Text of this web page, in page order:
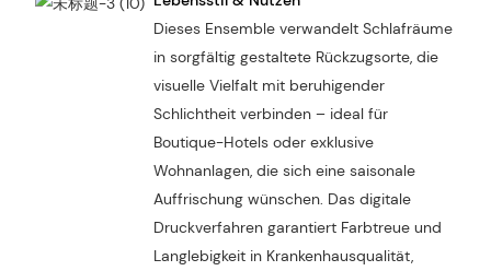
Dieses Ensemble verwandelt Schlafräume
in sorgfältig gestaltete Rückzugsorte, die
visuelle Vielfalt mit beruhigender
Schlichtheit verbinden – ideal für
Boutique-Hotels oder exklusive
Wohnanlagen, die sich eine saisonale
Auffrischung wünschen. Das digitale
Druckverfahren garantiert Farbtreue und
Langlebigkeit in Krankenhausqualität,